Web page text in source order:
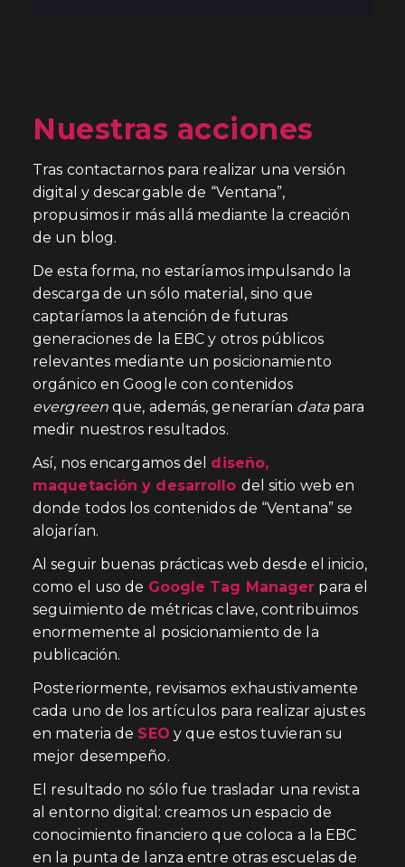
Nuestras acciones
Tras contactarnos para realizar una versión
digital y descargable de “Ventana”,
propusimos ir más allá mediante la creación
de un blog.
De esta forma, no estaríamos impulsando la
descarga de un sólo material, sino que
captaríamos la atención de futuras
generaciones de la EBC y otros públicos
relevantes mediante un posicionamiento
orgánico en Google con contenidos
evergreenque, además, generarían data para
medir nuestros resultados.
Así, nos encargamos del diseño,
maquetación y desarrollo del sitio web en
donde todos los contenidos de “Ventana” se
alojarían.
Al seguir buenas prácticas web desde el inicio,
como el uso de Google Tag Manager para el
seguimiento de métricas clave, contribuimos
enormemente al posicionamiento de la
publicación.
Posteriormente, revisamos exhaustivamente
cada uno de los artículos para realizar ajustes
en materia de SEO y que estos tuvieran su
mejor desempeño.
El resultado no sólo fue trasladar una revista
al entorno digital: creamos un espacio de
conocimiento financiero que coloca a la EBC
en la punta de lanza entre otras escuelas de